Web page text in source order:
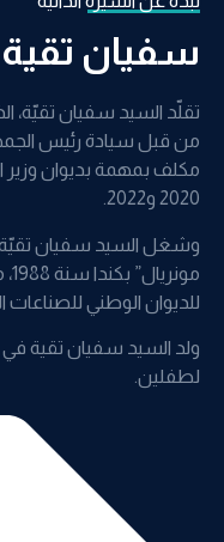
تقية
قبل سيادة رئيس
بمهمة بديوان وزير
و2022.
السيد سفيان تقيّة،
الوطني للصناعات